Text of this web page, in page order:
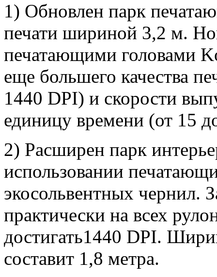
1) Обновлен парк
печати шириной 3,2 м.
печатающими головами
еще большего качества
1440 DPI) и скорости
единицу времени (от 15
2) Расширен парк
использовании
экосольвентных чернил.
практически на всех
достигать1440 DPI.
составит 1,8 метра.